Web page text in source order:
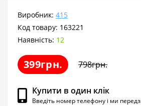
Виробник: 415
Код товару: 163221
Наявність: 12
399грн. 798грн.
Купити в один клік
Введіть номер телефону і ми